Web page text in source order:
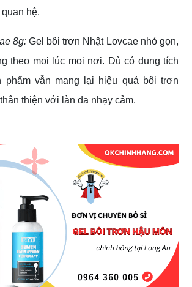
hệ.
8g:Gel bôi trơn Nhật Lovcae nhỏ gọn,
theo mọi lúc mọi nơi. Dù có dung tích
phẩm vẫn mang lại hiệu quả bôi trơn
thiện với làn da nhạy cảm.